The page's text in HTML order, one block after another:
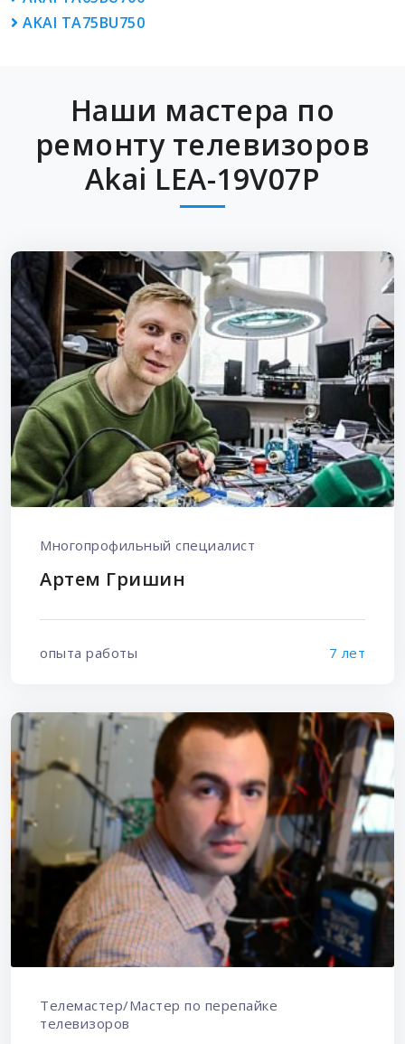
AKAI TA75BU750
Наши мастера по
ремонту телевизоров
Akai LEA-19V07P
Многопрофильный специалист
Артем Гришин
опыта работы 7 лет
Телемастер/Мастер по перепайке
телевизоров